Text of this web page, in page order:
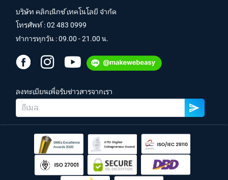
บริษัท คลิกเน็กซ์ เทคโนโลยี จำกัด
โทรศัพท์ :02 483 0999
ทำการทุกวัน : 09.00 - 21.00 น.
ลงทะเบียนเพื่อรับข่าวสารจากเรา